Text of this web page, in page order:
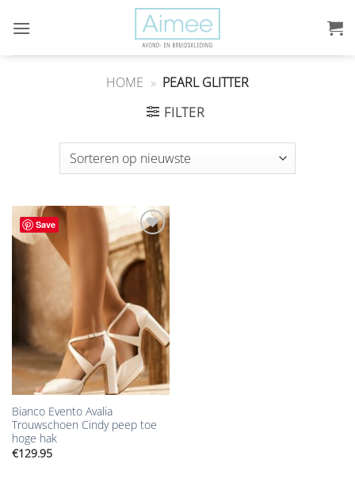
naar
HOME » PEARL GLITTER
FILTER
Save
Aan
verlanglijst
toevoegen
Bianco Evento Avalia
Trouwschoen Cindy peep toe
hoge hak
€129.95